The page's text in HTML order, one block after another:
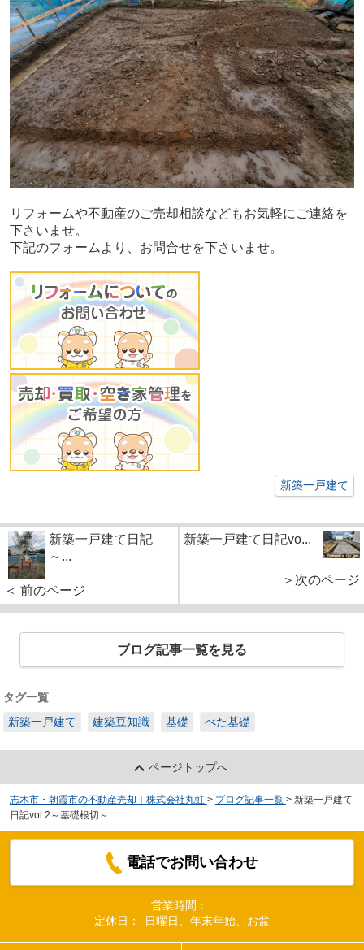
リフォームや不動産のご売却相談などもお気軽にご連絡を
下さいませ。
下記のフォームより、お問合せを下さいませ。
新築一戸建て
新築一戸建て日記
～...
＜ 前のページ
新築一戸建て日記vo...
＞次のページ
ブログ記事一覧を見る
タグ一覧
新築一戸建て
建築豆知識 基礎 べた基礎
ページトップへ
志木市・朝霞市の不動産売却｜株式会社丸虹 > ブログ記事一覧 > 新築一戸建て
日記vol.2～基礎根切～
電話でお問い合わせ
営業時間：
定休日：
日曜日、年末年始、お盆